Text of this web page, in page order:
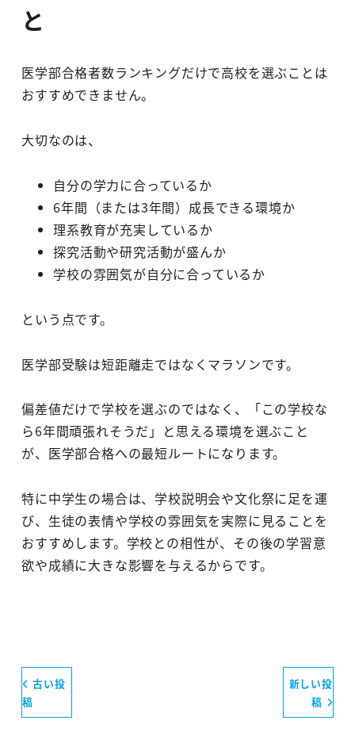
と
医学部合格者数ランキングだけで高校を選ぶことは
おすすめできません。
大切なのは、
自分の学力に合っているか
6年間（または3年間）成長できる環境か
理系教育が充実しているか
探究活動や研究活動が盛んか
学校の雰囲気が自分に合っているか
という点です。
医学部受験は短距離走ではなくマラソンです。
偏差値だけで学校を選ぶのではなく、「この学校な
ら6年間頑張れそうだ」と思える環境を選ぶこと
が、医学部合格への最短ルートになります。
特に中学生の場合は、学校説明会や文化祭に足を運
び、生徒の表情や学校の雰囲気を実際に見ることを
おすすめします。学校との相性が、その後の学習意
欲や成績に大きな影響を与えるからです。
古い投
稿
新しい投
稿